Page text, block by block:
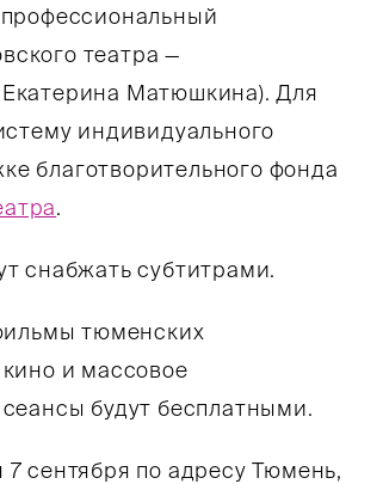
театра —
Матюшкина). Для
индивидуального
благотворительного фонда
.
снабжать субтитрами.
тюменских
и массовое
будут бесплатными.
сентября по адресу Тюмень,